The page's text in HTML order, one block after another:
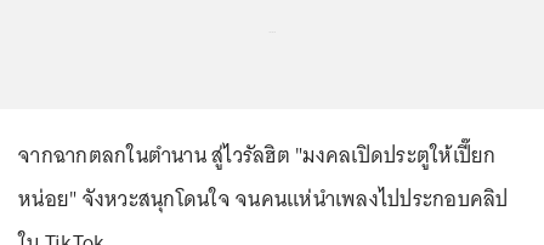
จากฉากตลกในตำนาน สู่ไวรัลฮิต "มงคลเปิดประตูให้เปี๊ยก
หน่อย" จังหวะสนุกโดนใจ จนคนแห่นำเพลงไปประกอบคลิป